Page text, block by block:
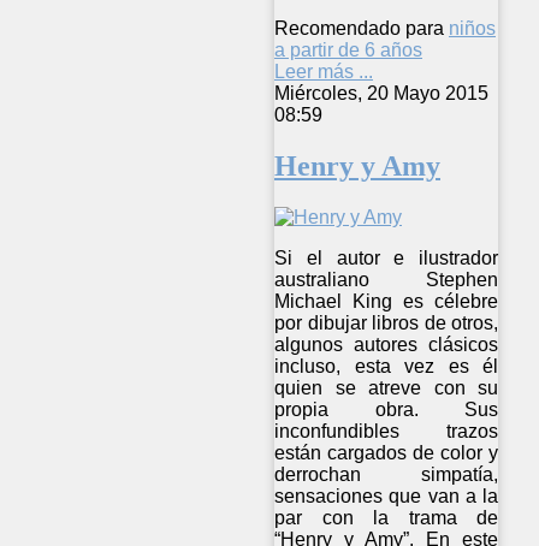
Recomendado para niños
a partir de 6 años
Leer más ...
Miércoles, 20 Mayo 2015
08:59
Henry y Amy
Si el autor e ilustrador
australiano Stephen
Michael King es célebre
por dibujar libros de otros,
algunos autores clásicos
incluso, esta vez es él
quien se atreve con su
propia obra. Sus
inconfundibles trazos
están cargados de color y
derrochan simpatía,
sensaciones que van a la
par con la trama de
“Henry y Amy”. En este